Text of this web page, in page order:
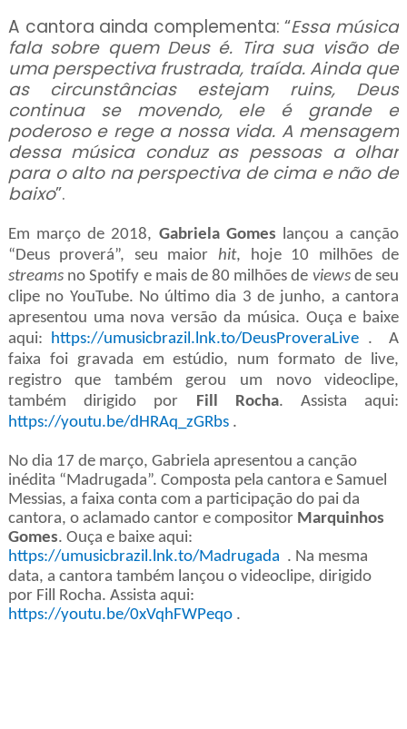
A cantora ainda complementa: “Essa música
fala sobre quem Deus é. Tira sua visão de
uma perspectiva frustrada, traída. Ainda que
as circunstâncias estejam ruins, Deus
continua se movendo, ele é grande e
poderoso e rege a nossa vida. A mensagem
dessa música conduz as pessoas a olhar
para o alto na perspectiva de cima e não de
baixo”.
Em março de 2018, Gabriela Gomes lançou a canção
“Deus proverá”, seu maior hit, hoje 10 milhões de
streamsno Spotify e mais de 80 milhões de viewsde seu
clipe no YouTube. No último dia 3 de junho, a cantora
apresentou uma nova versão da música. Ouça e baixe
aqui:
https://umusicbrazil.lnk.to/DeusProveraLive . A
faixa foi gravada em estúdio, num formato de live,
registro que também gerou um novo videoclipe,
também dirigido por
Fill Rocha. Assista aqui:
https://youtu.be/dHRAq_zGRbs .
No dia 17 de março, Gabriela apresentou a canção
inédita “Madrugada”. Composta pela cantora e Samuel
Messias, a faixa conta com a participação do pai da
cantora, o aclamado cantor e compositor Marquinhos
Gomes. Ouça e baixe aqui:
https://umusicbrazil.lnk.to/Madrugada . Na mesma
data, a cantora também lançou o videoclipe, dirigido
por Fill Rocha. Assista aqui:
https://youtu.be/0xVqhFWPeqo.